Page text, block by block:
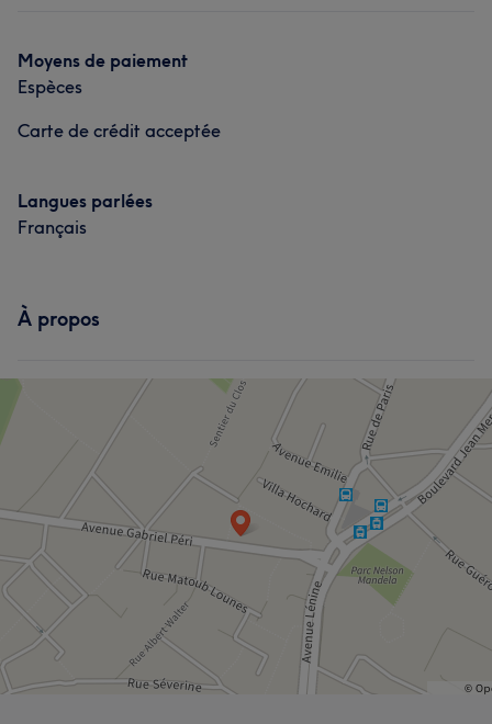
Moyens de paiement
Espèces
Carte de crédit acceptée
Langues parlées
Français
À propos